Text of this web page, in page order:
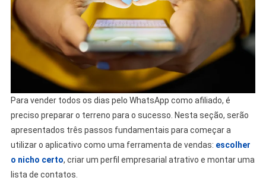
Para vender todos os dias pelo WhatsApp como afiliado, é
preciso preparar o terreno para o sucesso. Nesta seção, serão
apresentados três passos fundamentais para começar a
utilizar o aplicativo como uma ferramenta de vendas: escolher
o nicho certo, criar um perfil empresarial atrativo e montar uma
lista de contatos.